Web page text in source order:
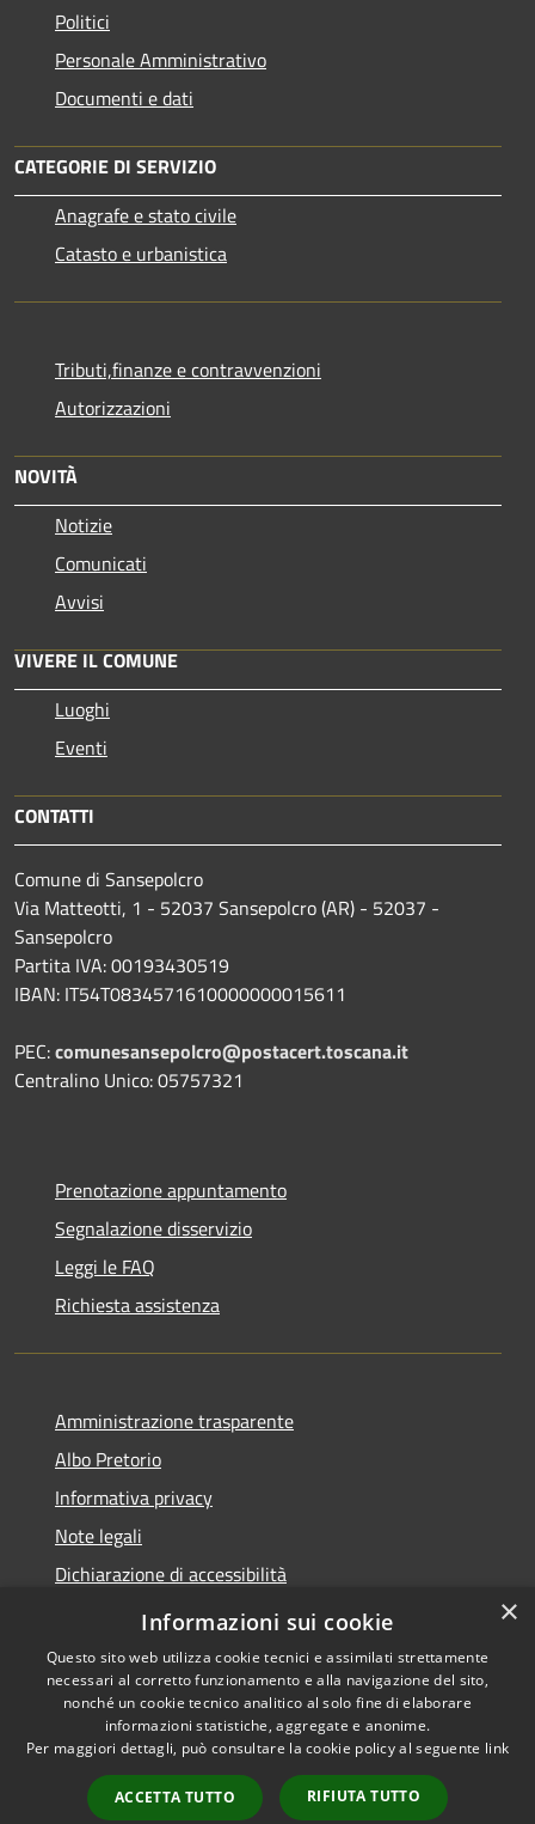
Politici
Personale Amministrativo
Documenti e dati
CATEGORIE DI SERVIZIO
Anagrafe e stato civile
Catasto e urbanistica
Tributi,finanze e contravvenzioni
Autorizzazioni
NOVITÀ
Notizie
Comunicati
Avvisi
VIVERE IL COMUNE
Luoghi
Eventi
CONTATTI
Comune di Sansepolcro
Via Matteotti, 1 - 52037 Sansepolcro (AR) - 52037 -
Sansepolcro
Partita IVA: 00193430519
IBAN: IT54T0834571610000000015611
PEC:comunesansepolcro@postacert.toscana.it
Centralino Unico: 05757321
Prenotazione appuntamento
Segnalazione disservizio
Leggi le FAQ
Richiesta assistenza
Amministrazione trasparente
Albo Pretorio
Informativa privacy
Note legali
Dichiarazione di accessibilità
Piano di miglioramento dei servizi
Accessibilità
Copyright © 2026 • Comune di
Sansepolcro • Powered by
Municipium•
Accesso
×
Informazioni sui cookie
Questo sito web utilizza cookie tecnici e assimilati strettamente
necessari al corretto funzionamento e alla navigazione del sito,
nonché un cookie tecnico analitico al solo fine di elaborare
informazioni statistiche, aggregate e anonime.
Per maggiori dettagli, può consultare la cookie policy al seguente link
ACCETTA TUTTO RIFIUTA TUTTO